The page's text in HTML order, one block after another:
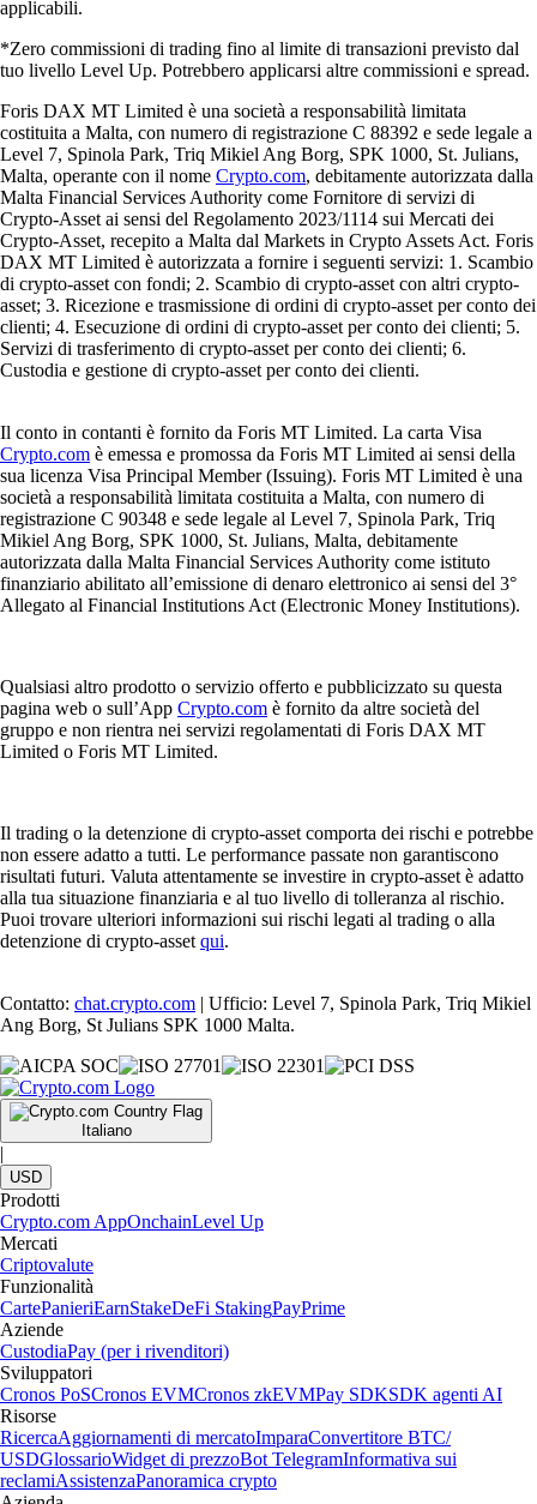
applicabili.
*Zero commissioni di trading fino al limite di transazioni previsto dal
tuo livello Level Up. Potrebbero applicarsi altre commissioni e spread.
Foris DAX MT Limited è una società a responsabilità limitata
costituita a Malta, con numero di registrazione C 88392 e sede legale a
Level 7, Spinola Park, Triq Mikiel Ang Borg, SPK 1000, St. Julians,
Malta, operante con il nome Crypto.com, debitamente autorizzata dalla
Malta Financial Services Authority come Fornitore di servizi di
Crypto-Asset ai sensi del Regolamento 2023/1114 sui Mercati dei
Crypto-Asset, recepito a Malta dal Markets in Crypto Assets Act. Foris
DAX MT Limited è autorizzata a fornire i seguenti servizi: 1. Scambio
di crypto-asset con fondi; 2. Scambio di crypto-asset con altri crypto-
asset; 3. Ricezione e trasmissione di ordini di crypto-asset per conto dei
clienti; 4. Esecuzione di ordini di crypto-asset per conto dei clienti; 5.
Servizi di trasferimento di crypto-asset per conto dei clienti; 6.
Custodia e gestione di crypto-asset per conto dei clienti.
Il conto in contanti è fornito da Foris MT Limited. La carta Visa
Crypto.com è emessa e promossa da Foris MT Limited ai sensi della
sua licenza Visa Principal Member (Issuing). Foris MT Limited è una
società a responsabilità limitata costituita a Malta, con numero di
registrazione C 90348 e sede legale al Level 7, Spinola Park, Triq
Mikiel Ang Borg, SPK 1000, St. Julians, Malta, debitamente
autorizzata dalla Malta Financial Services Authority come istituto
finanziario abilitato all’emissione di denaro elettronico ai sensi del 3°
Allegato al Financial Institutions Act (Electronic Money Institutions).
Qualsiasi altro prodotto o servizio offerto e pubblicizzato su questa
pagina web o sull’App Crypto.com è fornito da altre società del
gruppo e non rientra nei servizi regolamentati di Foris DAX MT
Limited o Foris MT Limited.
Il trading o la detenzione di crypto-asset comporta dei rischi e potrebbe
non essere adatto a tutti. Le performance passate non garantiscono
risultati futuri. Valuta attentamente se investire in crypto-asset è adatto
alla tua situazione finanziaria e al tuo livello di tolleranza al rischio.
Puoi trovare ulteriori informazioni sui rischi legati al trading o alla
detenzione di crypto-asset qui.
Contatto: chat.crypto.com | Ufficio: Level 7, Spinola Park, Triq Mikiel
Ang Borg, St Julians SPK 1000 Malta.
Italiano
|
USD
Prodotti
Crypto.com AppOnchainLevel Up
Mercati
Criptovalute
Funzionalità
CartePanieriEarnStakeDeFi StakingPayPrime
Aziende
CustodiaPay (per i rivenditori)
Sviluppatori
Cronos PoSCronos EVMCronos zkEVMPay SDKSDK agenti AI
Risorse
RicercaAggiornamenti di mercatoImparaConvertitore BTC/
USDGlossarioWidget di prezzoBot TelegramInformativa sui
reclamiAssistenzaPanoramica crypto